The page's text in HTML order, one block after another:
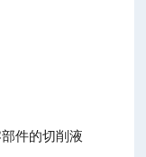
件的切削液